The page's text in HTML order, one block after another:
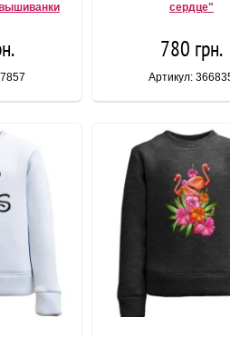
сердце"
780 грн.
Артикул: